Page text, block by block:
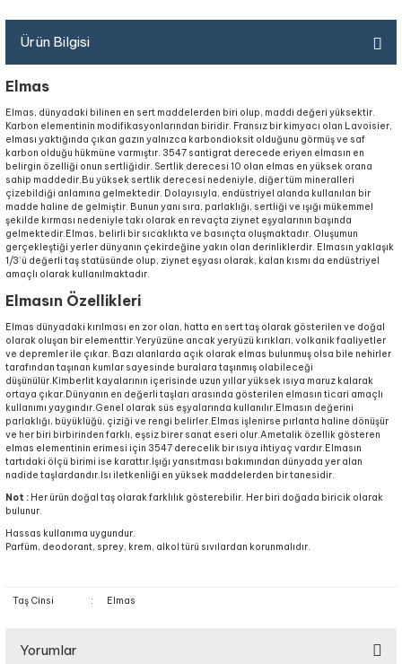
Ürün Bilgisi
Elmas
Elmas, dünyadaki bilinen en sert maddelerden biri olup, maddi değeri yüksektir.
Karbon elementinin modifikasyonlarından biridir. Fransız bir kimyacı olan Lavoisier,
elması yaktığında çıkan gazın yalnızca karbondioksit olduğunu görmüş ve saf
karbon olduğu hükmüne varmıştır. 3547 santigrat derecede eriyen elmasın en
belirgin özelliği onun sertliğidir. Sertlik derecesi 10 olan elmas en yüksek orana
sahip maddedir.Bu yüksek sertlik derecesi nedeniyle, diğer tüm mineralleri
çizebildiği anlamına gelmektedir. Dolayısıyla, endüstriyel alanda kullanılan bir
madde haline de gelmiştir. Bunun yanı sıra, parlaklığı, sertliği ve ışığı mükemmel
şekilde kırması nedeniyle takı olarak en revaçta ziynet eşyalarının başında
gelmektedir.Elmas, belirli bir sıcaklıkta ve basınçta oluşmaktadır. Oluşumun
gerçekleştiği yerler dünyanın çekirdeğine yakın olan derinliklerdir. Elmasın yaklaşık
1/3’ü değerli taş statüsünde olup, ziynet eşyası olarak, kalan kısmı da endüstriyel
amaçlı olarak kullanılmaktadır.
Elmasın Özellikleri
Elmas dünyadaki kırılması en zor olan, hatta en sert taş olarak gösterilen ve doğal
olarak oluşan bir elementtir.Yeryüzüne ancak yeryüzü kırıkları, volkanik faaliyetler
ve depremler ile çıkar. Bazı alanlarda açık olarak elmas bulunmuş olsa bile nehirler
tarafından taşınan kumlar sayesinde buralara taşınmış olabileceği
düşünülür.Kimberlit kayalarının içerisinde uzun yıllar yüksek ısıya maruz kalarak
ortaya çıkar.Dünyanın en değerli taşları arasında gösterilen elmasın ticari amaçlı
kullanımı yaygındır.Genel olarak süs eşyalarında kullanılır.Elmasın değerini
parlaklığı, büyüklüğü, çiziği ve rengi belirler.Elmas işlenirse pırlanta haline dönüşür
ve her biri birbirinden farklı, eşsiz birer sanat eseri olur.Ametalik özellik gösteren
elmas elementinin erimesi için 3547 derecelik bir ısıya ihtiyaç vardır.Elmasın
tartıdaki ölçü birimi ise karattır.Işığı yansıtması bakımından dünyada yer alan
nadide taşlardandır.Isı iletkenliği en yüksek maddelerden bir tanesidir.
Not : Her ürün doğal taş olarak farklılık gösterebilir. Her biri doğada biricik olarak
bulunur.
Hassas kullanıma uygundur.
Parfüm, deodorant, sprey, krem, alkol türü sıvılardan korunmalıdır.
Taş Cinsi : Elmas
Yorumlar